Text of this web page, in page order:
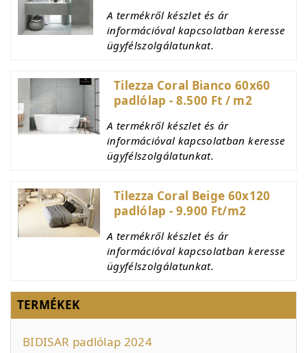
A termékről készlet és ár
információval kapcsolatban keresse
ügyfélszolgálatunkat.
Tilezza Coral Bianco 60x60
padlólap - 8.500 Ft / m2
A termékről készlet és ár
információval kapcsolatban keresse
ügyfélszolgálatunkat.
Tilezza Coral Beige 60x120
padlólap - 9.900 Ft/m2
A termékről készlet és ár
információval kapcsolatban keresse
ügyfélszolgálatunkat.
TERMÉKEK
BIDISAR padlólap 2024